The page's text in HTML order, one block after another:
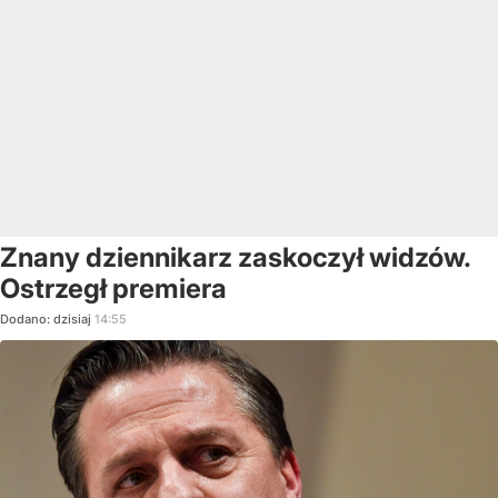
Znany dziennikarz zaskoczył widzów.
Ostrzegł premiera
Dodano: dzisiaj 14:55